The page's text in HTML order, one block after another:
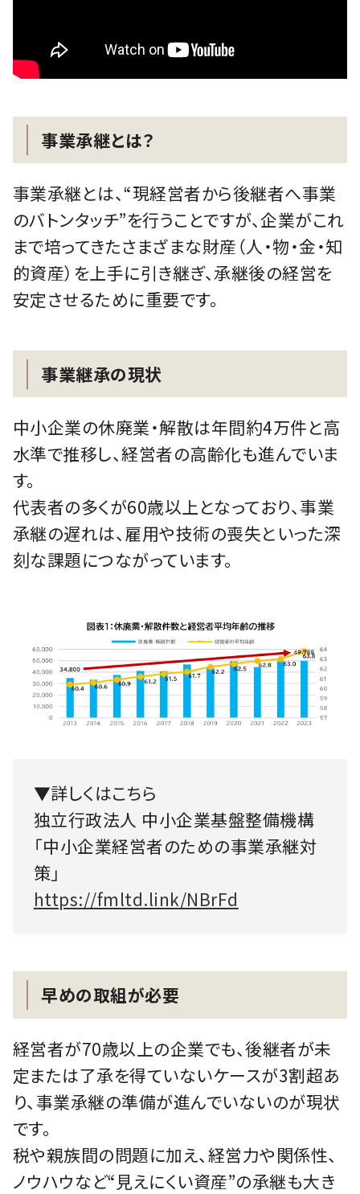
事業承継とは？
事業承継とは、“現経営者から後継者へ事業
のバトンタッチ”を行うことですが、企業がこれ
まで培ってきたさまざまな財産（人・物・金・知
的資産）を上手に引き継ぎ、承継後の経営を
安定させるために重要です。
事業継承の現状
中小企業の休廃業・解散は年間約4万件と高
水準で推移し、経営者の高齢化も進んでいま
す。
代表者の多くが60歳以上となっており、事業
承継の遅れは、雇用や技術の喪失といった深
刻な課題につながっています。
▼詳しくはこちら
独立行政法人 中小企業基盤整備機構
「中小企業経営者のための事業承継対
策」
https://fmltd.link/NBrFd
早めの取組が必要
経営者が70歳以上の企業でも、後継者が未
定または了承を得ていないケースが3割超あ
り、事業承継の準備が進んでいないのが現状
です。
税や親族間の問題に加え、経営力や関係性、
ノウハウなど“見えにくい資産”の承継も大き